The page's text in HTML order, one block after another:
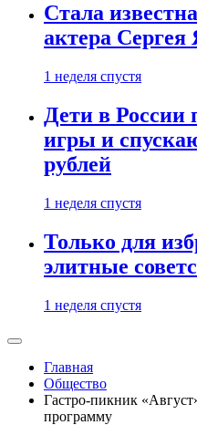
Стала
актера Сергея
1 неделя спустя
Дети в России
игры и
рублей
1 неделя спустя
Только для
элитные
1 неделя спустя
Главная
Общество
Гастро-пикник
программу